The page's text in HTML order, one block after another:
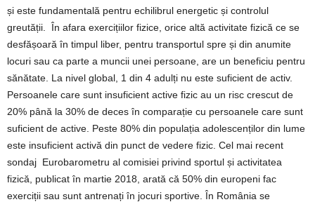
și este fundamentală pentru echilibrul energetic și controlul
greutății. În afara exercițiilor fizice, orice altă activitate fizică ce se
desfășoară în timpul liber, pentru transportul spre și din anumite
locuri sau ca parte a muncii unei persoane, are un beneficiu pentru
sănătate. La nivel global, 1 din 4 adulți nu este suficient de activ.
Persoanele care sunt insuficient active fizic au un risc crescut de
20% până la 30% de deces în comparație cu persoanele care sunt
suficient de active. Peste 80% din populația adolescenților din lume
este insuficient activă din punct de vedere fizic. Cel mai recent
sondaj Eurobarometru al comisiei privind sportul și activitatea
fizică, publicat în martie 2018, arată că 50% din europeni fac
exerciții sau sunt antrenați în jocuri sportive. În România se